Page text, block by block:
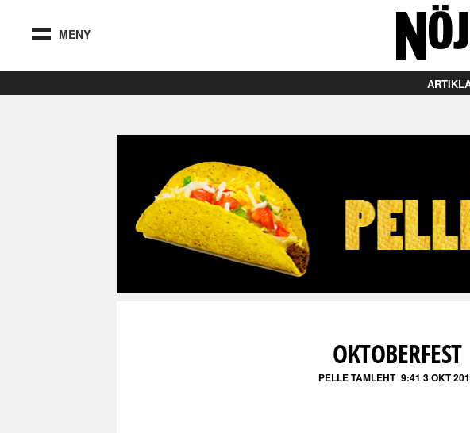
MENY
OKTOBERFEST
PELLE TAMLEHT 9:41 3 OKT